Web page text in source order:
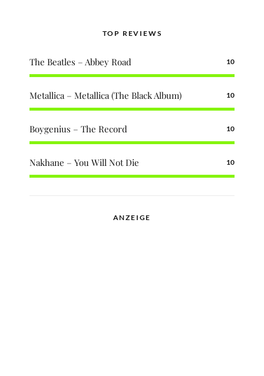
TOP REVIEWS
The Beatles – Abbey Road 10
Metallica – Metallica (The Black Album) 10
Boygenius – The Record 10
Nakhane – You Will Not Die 10
ANZEIGE